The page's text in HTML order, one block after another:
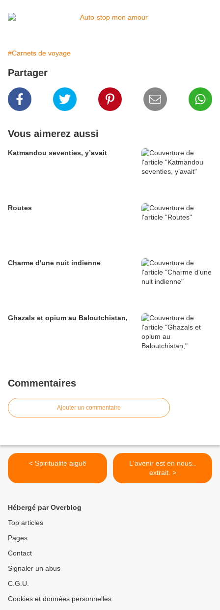
#Carnets de voyage
Partager
Vous aimerez aussi
Katmandou seventies, y’avait
Routes
Charme d'une nuit indienne
Ghazals et opium au Baloutchistan,
Commentaires
Ajouter un commentaire
< Spiritualite aiguë
L'avenir est en nous..
extrait. >
Hébergé par Overblog
Top articles
Pages
Contact
Signaler un abus
C.G.U.
Cookies et données personnelles